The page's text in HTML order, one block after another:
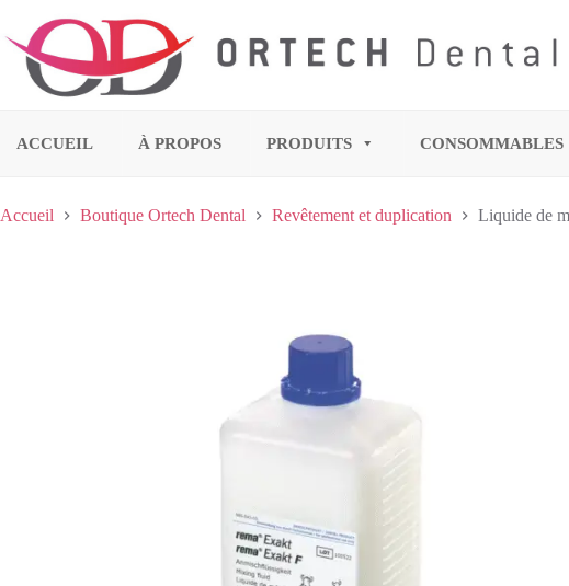
ACCUEIL À PROPOS PRODUITS CONSOMMABLES
Accueil Boutique Ortech Dental Revêtement et duplication Liquide de